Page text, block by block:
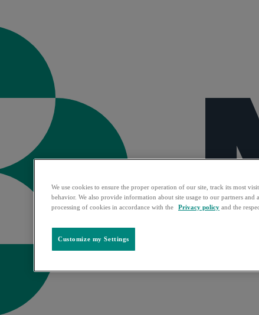
We use cookies to ensure the proper operation of our site, track its most
behavior. We also provide information about site usage to our partners
processing of cookies in accordance with the
Privacy policy and the
Customize my Settings